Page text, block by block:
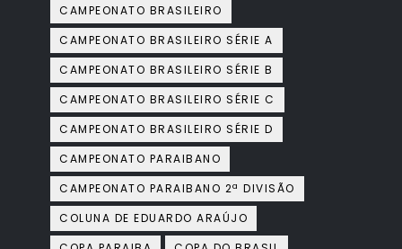
CAMPEONATO BRASILEIRO
CAMPEONATO BRASILEIRO SÉRIE A
CAMPEONATO BRASILEIRO SÉRIE B
CAMPEONATO BRASILEIRO SÉRIE C
CAMPEONATO BRASILEIRO SÉRIE D
CAMPEONATO PARAIBANO
CAMPEONATO PARAIBANO 2ª DIVISÃO
COLUNA DE EDUARDO ARAÚJO